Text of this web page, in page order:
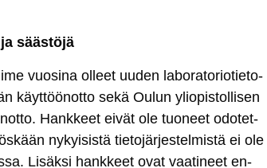
sääs­tö­jä
vuo­si­na ol­leet uu­den la­bo­ra­to­rio­tie­to­
käyt­töö­not­to se­kä Ou­lun ylio­pis­tol­li­sen
Hank­keet ei­vät ole tuo­neet odo­tet­
ny­kyi­sis­tä tie­to­jär­jes­tel­mis­tä ei ole
Li­säk­si hank­keet ovat vaa­ti­neet en­